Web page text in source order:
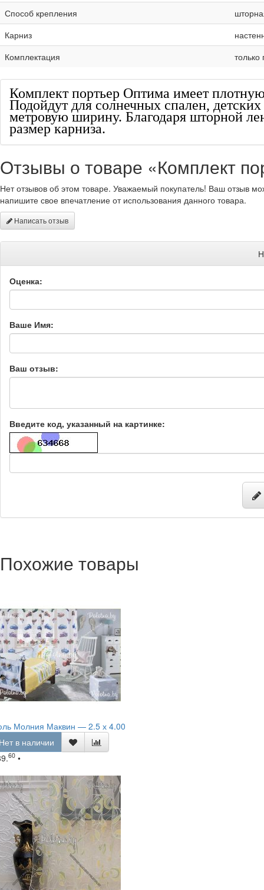
Способ крепления
Карниз
Комплектация
только
Комплект портьер Оптима имеет
Подойдут для солнечных спален,
метровую ширину. Благодаря шторной
размер карниза.
Отзывы о товаре «Комплект
Нет отзывов об этом товаре. Уважаемый покупатель! Ваш отзыв
напишите свое впечатление от использования данного товара.
Написать отзыв
Оценка:
Ваше Имя:
Ваш отзыв:
Введите код, указанный на картинке:
Похожие товары
Молния Маквин — 2.5 х 4.00
в наличии
60 •